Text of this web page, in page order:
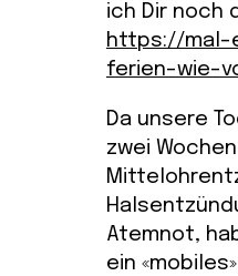
ich Dir noch
https://mal-
ferien-wie-
Da unsere
zwei
Atemnot,
ein